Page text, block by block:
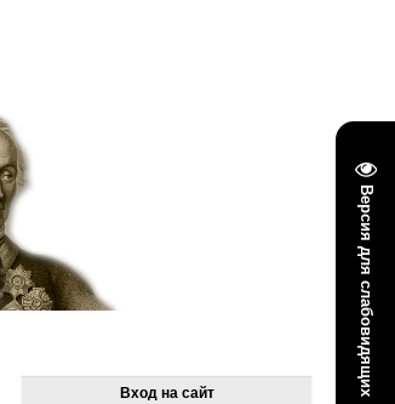
Версия для слабовидящих
Вход на сайт